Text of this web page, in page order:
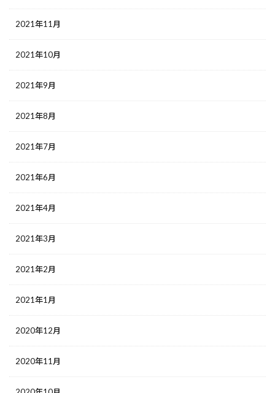
2021年11月
2021年10月
2021年9月
2021年8月
2021年7月
2021年6月
2021年4月
2021年3月
2021年2月
2021年1月
2020年12月
2020年11月